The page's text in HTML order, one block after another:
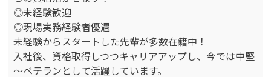
◎未経験歓迎
◎現場実務経験者優遇
未経験からスタートした先輩が多数在籍中！
入社後、資格取得しつつキャリアアップし、今では中堅
～ベテランとして活躍しています。